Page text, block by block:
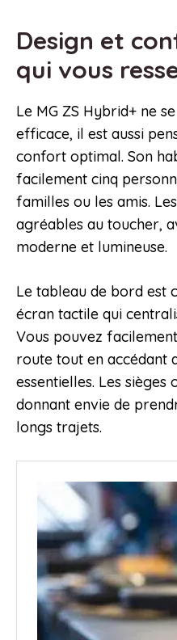
Design et
qui vous
Le MG ZS Hybrid+ ne
efficace, il est aussi
confort optimal. Son
facilement cinq
familles ou les amis.
agréables au toucher,
moderne et lumineuse.
Le tableau de bord est
écran tactile qui
Vous pouvez
route tout en accédant
essentielles. Les
donnant envie de
longs trajets.